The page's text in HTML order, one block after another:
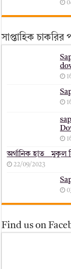
সাপ্তাহিক চাকরির
অর্গানিক হাত _ মুকুল
22/09/2023
Find us on